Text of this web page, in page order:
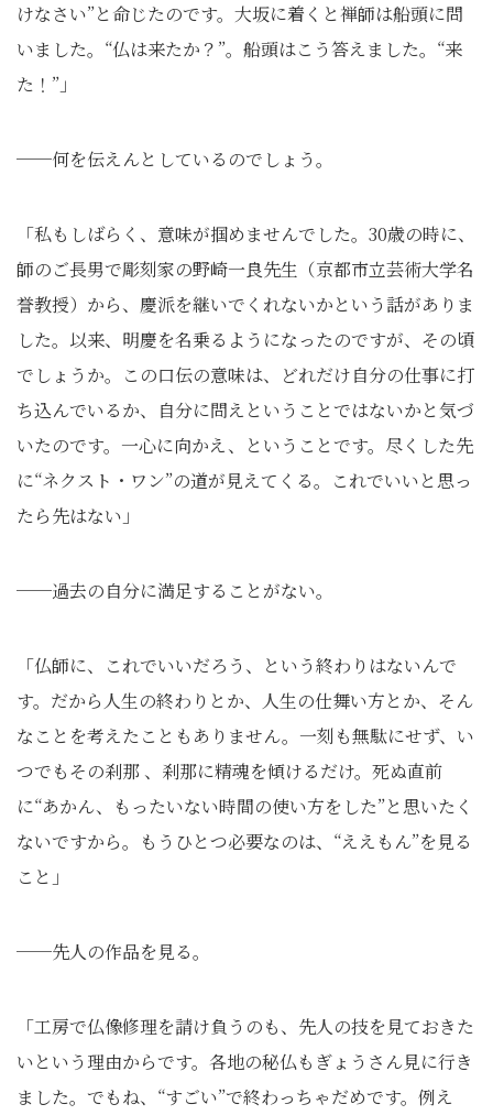
けなさい”と命じたのです。大坂に着くと禅師は船頭に問
いました。“仏は来たか？”。船頭はこう答えました。“来
た！”」
──何を伝えんとしているのでしょう。
「私もしばらく、意味が掴めませんでした。30歳の時に、
師のご長男で彫刻家の野崎一良先生（京都市立芸術大学名
誉教授）から、慶派を継いでくれないかという話がありま
した。以来、明慶を名乗るようになったのですが、その頃
でしょうか。この口伝の意味は、どれだけ自分の仕事に打
ち込んでいるか、自分に問えということではないかと気づ
いたのです。一心に向かえ、ということです。尽くした先
に“ネクスト・ワン”の道が見えてくる。これでいいと思っ
たら先はない」
──過去の自分に満足することがない。
「仏師に、これでいいだろう、という終わりはないんで
す。だから人生の終わりとか、人生の仕舞い方とか、そん
なことを考えたこともありません。一刻も無駄にせず、い
つでもその刹那 、刹那に精魂を傾けるだけ。死ぬ直前
に“あかん、もったいない時間の使い方をした”と思いたく
ないですから。もうひとつ必要なのは、“ええもん”を見る
こと」
──先人の作品を見る。
「工房で仏像修理を請け負うのも、先人の技を見ておきた
いという理由からです。各地の秘仏もぎょうさん見に行き
ました。でもね、“すごい”で終わっちゃだめです。例え